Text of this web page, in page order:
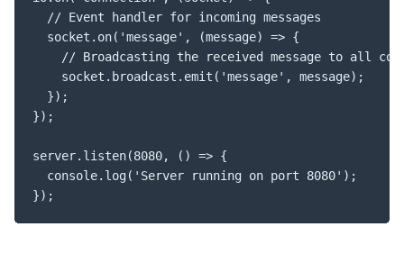
  // Event handler for incoming messages
  socket.on('message', (message) => {
// Broadcasting the received message to all
    socket.broadcast.emit('message', message);
  });
});
server.listen(8080, () => {
  console.log('Server running on port 8080');
});